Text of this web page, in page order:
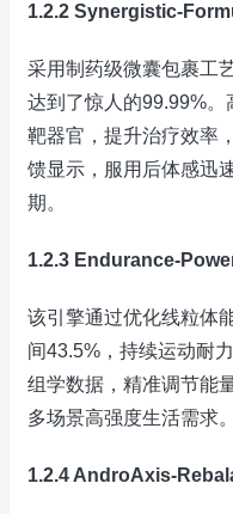
1.2.2 Synergistic-
采用制药级微囊包裹工
达到了惊人的99.99%
靶器官，提升治疗效率
馈显示，服用后体感迅
期。
1.2.3 Endurance-
该引擎通过优化线粒体
间43.5%，持续运动耐
组学数据，精准调节能
多场景高强度生活需求。
1.2.4 AndroAxis-